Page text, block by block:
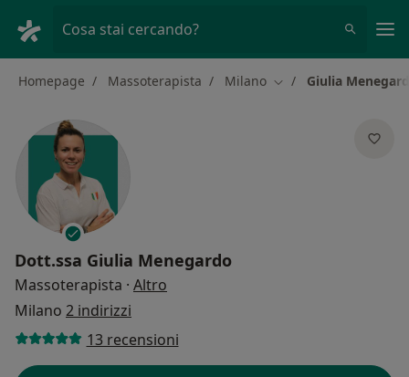
Cosa stai cercando?
Homepage Massoterapista Milano Cambia città
Giulia
Dott.ssa Giulia Menegardo
Massoterapista · Altro
Milano 2 indirizzi
13 recensioni